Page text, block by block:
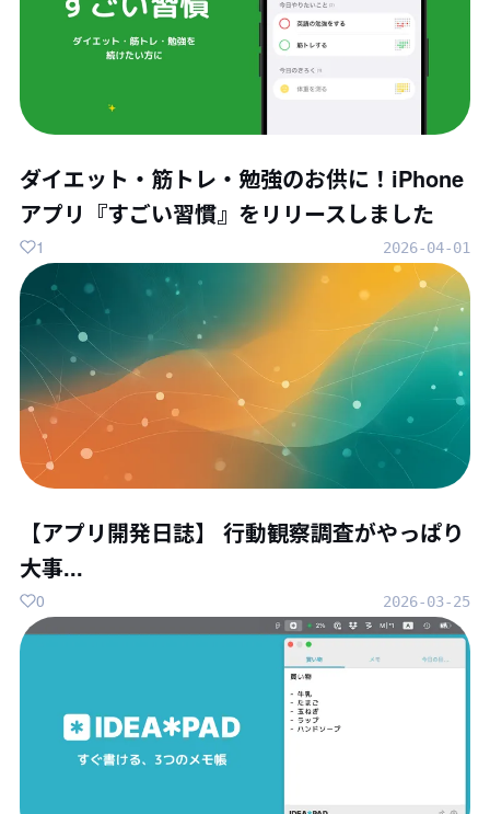
ダイエット・筋トレ・勉強のお供に！iPhone
アプリ『すごい習慣』をリリースしました
2026-04-01
1
【アプリ開発日誌】 行動観察調査がやっぱり
大事...
2026-03-25
0